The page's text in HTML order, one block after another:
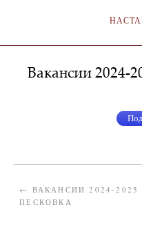
Вакансии 2024-
← ВАКАНСИИ 2024-2025
ПЕСКОВКА